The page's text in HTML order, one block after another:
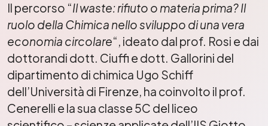
Il percorso “Il waste: rifiuto o materia prima? Il
ruolo della Chimica nello sviluppo di una vera
economia circolare“, ideato dal prof. Rosi e dai
dottorandi dott. Ciuffi e dott. Gallorini del
dipartimento di chimica Ugo Schiff
dell’Università di Firenze, ha coinvolto il prof.
Cenerelli e la sua classe 5C del liceo